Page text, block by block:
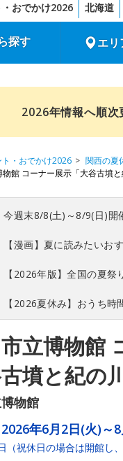
おでかけ2026 北海道
探す エリ
2026年情報へ順次
・おでかけ2026 関西の夏
館 コーナー展示「大谷古墳と
今週末8/8(土)～8/9(日)開
【漫画】夏に読みたいお
【2026年版】全国の夏
【2026夏休み】おうち
立博物館
古墳と紀の
物館
2026年6月2日(火)～
（祝休日の場合は開館し